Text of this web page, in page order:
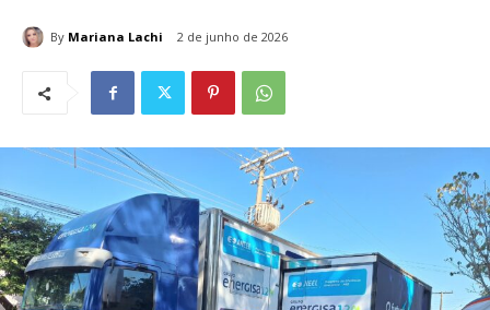
By Mariana Lachi 2 de junho de 2026